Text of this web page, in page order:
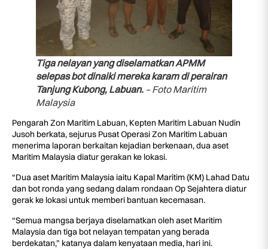
Tiga nelayan yang diselamatkan APMM
selepas bot dinaiki mereka karam di perairan
Tanjung Kubong, Labuan. – Foto Maritim
Malaysia
Pengarah Zon Maritim Labuan, Kepten Maritim Labuan Nudin
Jusoh berkata, sejurus Pusat Operasi Zon Maritim Labuan
menerima laporan berkaitan kejadian berkenaan, dua aset
Maritim Malaysia diatur gerakan ke lokasi.
“Dua aset Maritim Malaysia iaitu Kapal Maritim (KM) Lahad Datu
dan bot ronda yang sedang dalam rondaan Op Sejahtera diatur
gerak ke lokasi untuk memberi bantuan kecemasan.
“Semua mangsa berjaya diselamatkan oleh aset Maritim
Malaysia dan tiga bot nelayan tempatan yang berada
berdekatan,” katanya dalam kenyataan media, hari ini.